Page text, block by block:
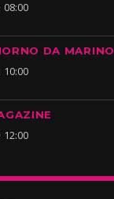
08:00
DA MARINO
10:00
12:00